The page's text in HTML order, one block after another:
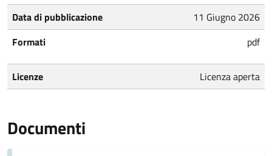
Data di pubblicazione
11 Giugno 2026
Formati
pdf
Licenze Licenza aperta
Documenti